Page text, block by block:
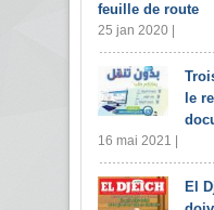
feuille de route
25 jan 2020 |
le
16 mai 2021 |
El